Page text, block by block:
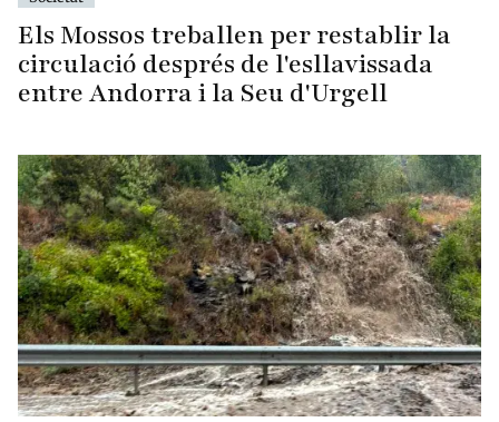
Els Mossos treballen per restablir la
circulació després de l'esllavissada
entre Andorra i la Seu d'Urgell